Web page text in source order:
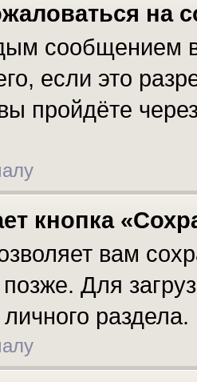
на
сообщением
если это
пройдёте
кнопка
вам
позже. Для
раздела.